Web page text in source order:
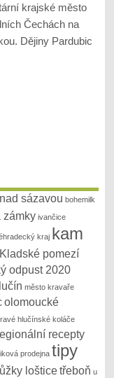
krajské město
Čechách na
Dějiny Pardubic
sázavou bohemilk
zámky ivančice
kraj kam
Kladské pomezí
odpust 2020
město kravaře
olomoucké
hlučínské koláče
recepty
prodejna tipy
lošticetřeboň u